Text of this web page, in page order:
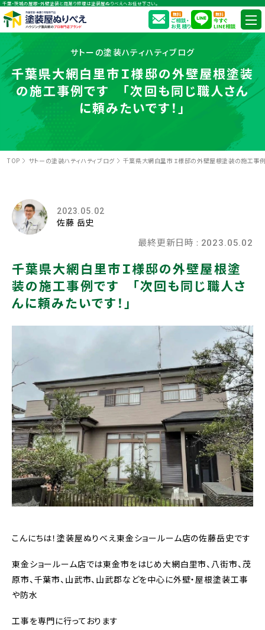
千葉・茨城の屋根・外壁塗装と雨漏り修理は塗装屋ぬりべえへお任せ下さい。
無料
ご相談・
お見積り
無料
今すぐ
LINE相談
サトーの塗装ハティハティブログ
千葉県大網白里市Ｉ様邸の外壁屋根塗装
の施工事例です 「次回も同じ職人さん
に頼みたいです！」
TOP サトーの塗装ハティハティブログ 千葉県大網白里市Ｉ様邸の外壁屋根塗装の施工事
2023.05.02
佐藤 岳史
最終更新日時 : 2023.05.02
千葉県大網白里市Ｉ様邸の外壁屋根塗
装の施工事例です 「次回も同じ職人さ
んに頼みたいです！」
こんにちは！塗装屋ぬりべえ東金ショールーム店の佐藤岳史です
東金ショールーム店では東金市をはじめ大網白里市、八街市、茂
原市、千葉市、山武市、山武郡などを中心に外壁・屋根塗装工事
や防水
工事を専門に行っております